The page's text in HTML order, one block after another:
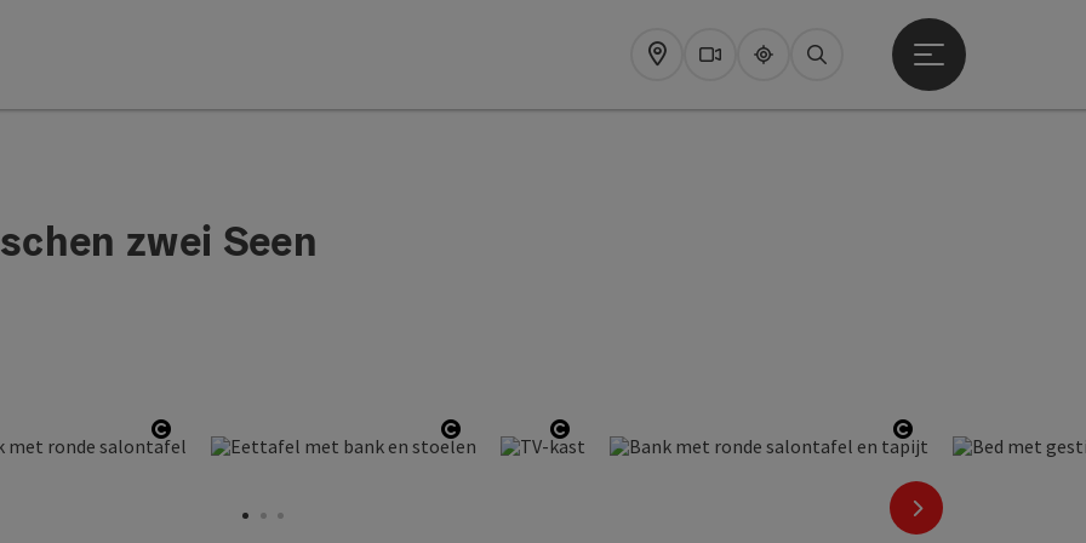
Map WebcamsUpperguide
Zoeken
Startmenu openen
zwei Seen
Start Copyright Start CopyrightStart Copyright Start Copyright
nächstes Element